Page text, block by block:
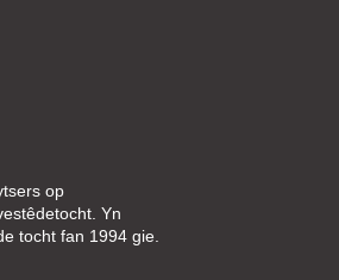
op
Yn
tocht fan 1994 gie.